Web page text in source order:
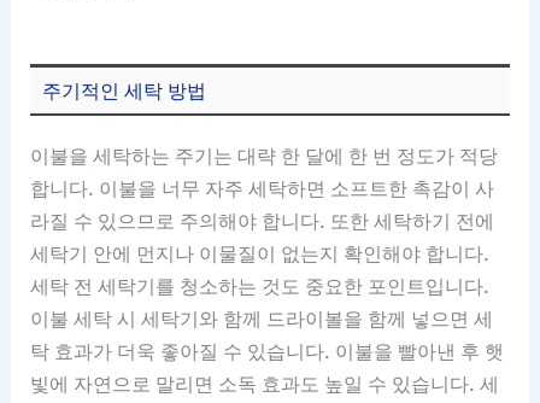
주기적인 세탁 방법
이불을 세탁하는 주기는 대략 한 달에 한 번 정도가 적당
합니다. 이불을 너무 자주 세탁하면 소프트한 촉감이 사
라질 수 있으므로 주의해야 합니다. 또한 세탁하기 전에
세탁기 안에 먼지나 이물질이 없는지 확인해야 합니다.
세탁 전 세탁기를 청소하는 것도 중요한 포인트입니다.
이불 세탁 시 세탁기와 함께 드라이볼을 함께 넣으면 세
탁 효과가 더욱 좋아질 수 있습니다. 이불을 빨아낸 후 햇
빛에 자연으로 말리면 소독 효과도 높일 수 있습니다. 세